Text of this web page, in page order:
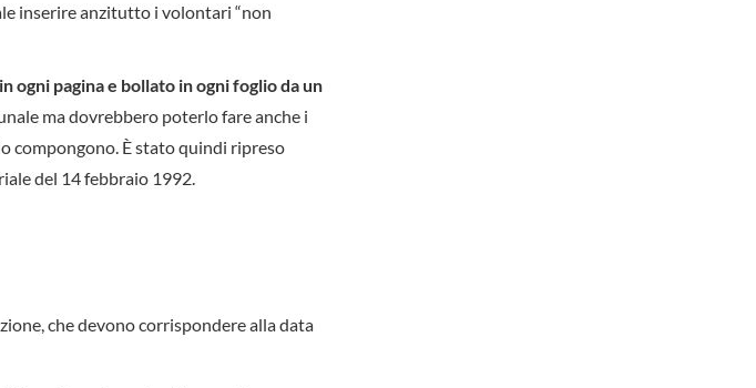
inserire anzitutto i volontari “non
ogni pagina e bollato in ogni foglio da un
ma dovrebbero poterlo fare anche i
compongono. È stato quindi ripreso
del 14 febbraio 1992.
che devono corrispondere alla data